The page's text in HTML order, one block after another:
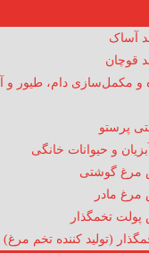
آساک
قوچان
و مکمل‌سازی دام، طیور و
پرستو
و حیوانات خانگی
مرغ گوشتی
مادر
تخمگذار
(تولید کننده تخم مرغ)